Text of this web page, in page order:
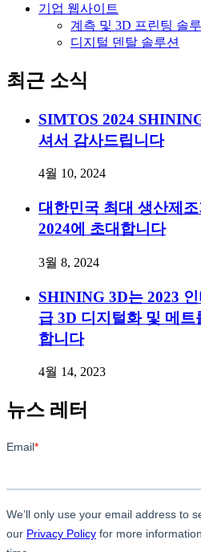
기업 웹사이트
계측 및 3D 프린팅 솔
디지털 덴탈 솔루션
최근 소식
SIMTOS 2024
셔서 감사드립니다
4월 10, 2024
대한민국 최대 생산제
2024에 초대합니다
3월 8, 2024
SHINING 3D는 2023
급 3D 디지털화 및 메트
합니다
4월 14, 2023
뉴스 레터